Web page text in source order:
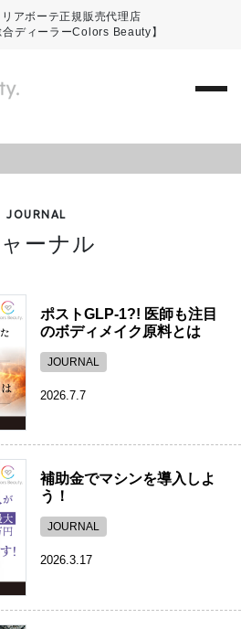
アボーテ正規販売代理店
合ディーラーColors Beauty】
JOURNAL
ーナル
ポストGLP-1?! 医師も注目
のボディメイク原料とは
JOURNAL
2026.7.7
補助金でマシンを導入しよ
う！
JOURNAL
2026.3.17